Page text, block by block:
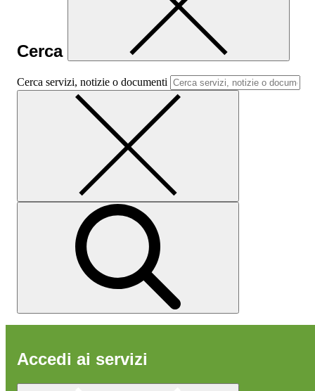
Cerca
Cerca servizi, notizie o documenti
Accedi ai servizi